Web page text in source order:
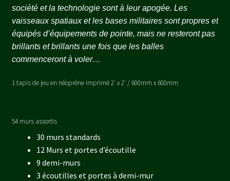
société et la technologie sont à leur apogée. Les
vaisseaux spatiaux et les bases militaires sont propres et
équipés d’équipements de pointe, mais ne resteront pas
brillants et brillants une fois que les balles
commenceront à voler…
1 tapis de jeu en néoprène imprimé 2′ x 2′ / 600mm x 600mm
54 murs assortis
30 murs standards
12 Murs et portes d’écoutille
9 demi-murs
3 écoutilles et portes à demi-mur